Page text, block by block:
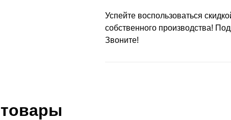
Успейте воспользоваться
собственного производства!
Звоните!
товары